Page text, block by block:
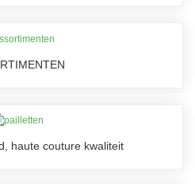
haute couture kwaliteit